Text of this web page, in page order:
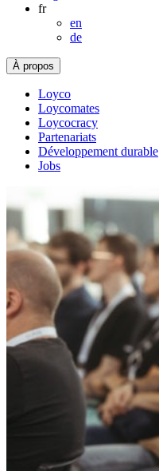
fr
en
de
À propos
Loyco
Loycomates
Loycocracy
Partenariats
Développement durable
Jobs